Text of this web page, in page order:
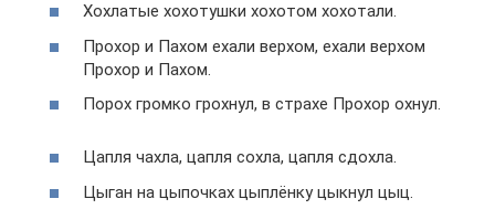
Хохлатые хохотушки хохотом хохотали.
Прохор и Пахом ехали верхом, ехали верхом
Прохор и Пахом.
Порох громко грохнул, в страхе Прохор охнул.
Цапля чахла, цапля сохла, цапля сдохла.
Цыган на цыпочках цыплёнку цыкнул цыц.